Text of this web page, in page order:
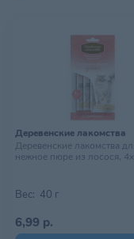
Деревенские лакомства
Деревенские лакомства
нежное пюре из лосося,
Вес: 40 г
6,99 р.